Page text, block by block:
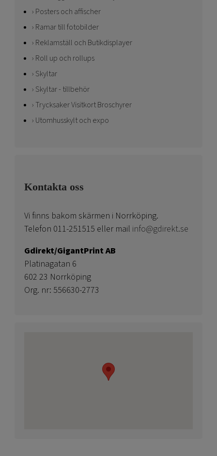
Posters och affischer
Ramar till fotobilder
Reklamställ och Butikdisplayer
Roll up och rollups
Skyltar
Skyltar - tillbehör
Trycksaker Visitkort Broschyrer
Utomhusskylt och expo
Kontakta oss
Vi finns bakom skärmen i Norrköping.
Telefon 011-251515 eller mail info@gdirekt.se
Gdirekt/GigantPrint AB
Platinagatan 6
602 23 Norrköping
Org. nr: 556630-2773